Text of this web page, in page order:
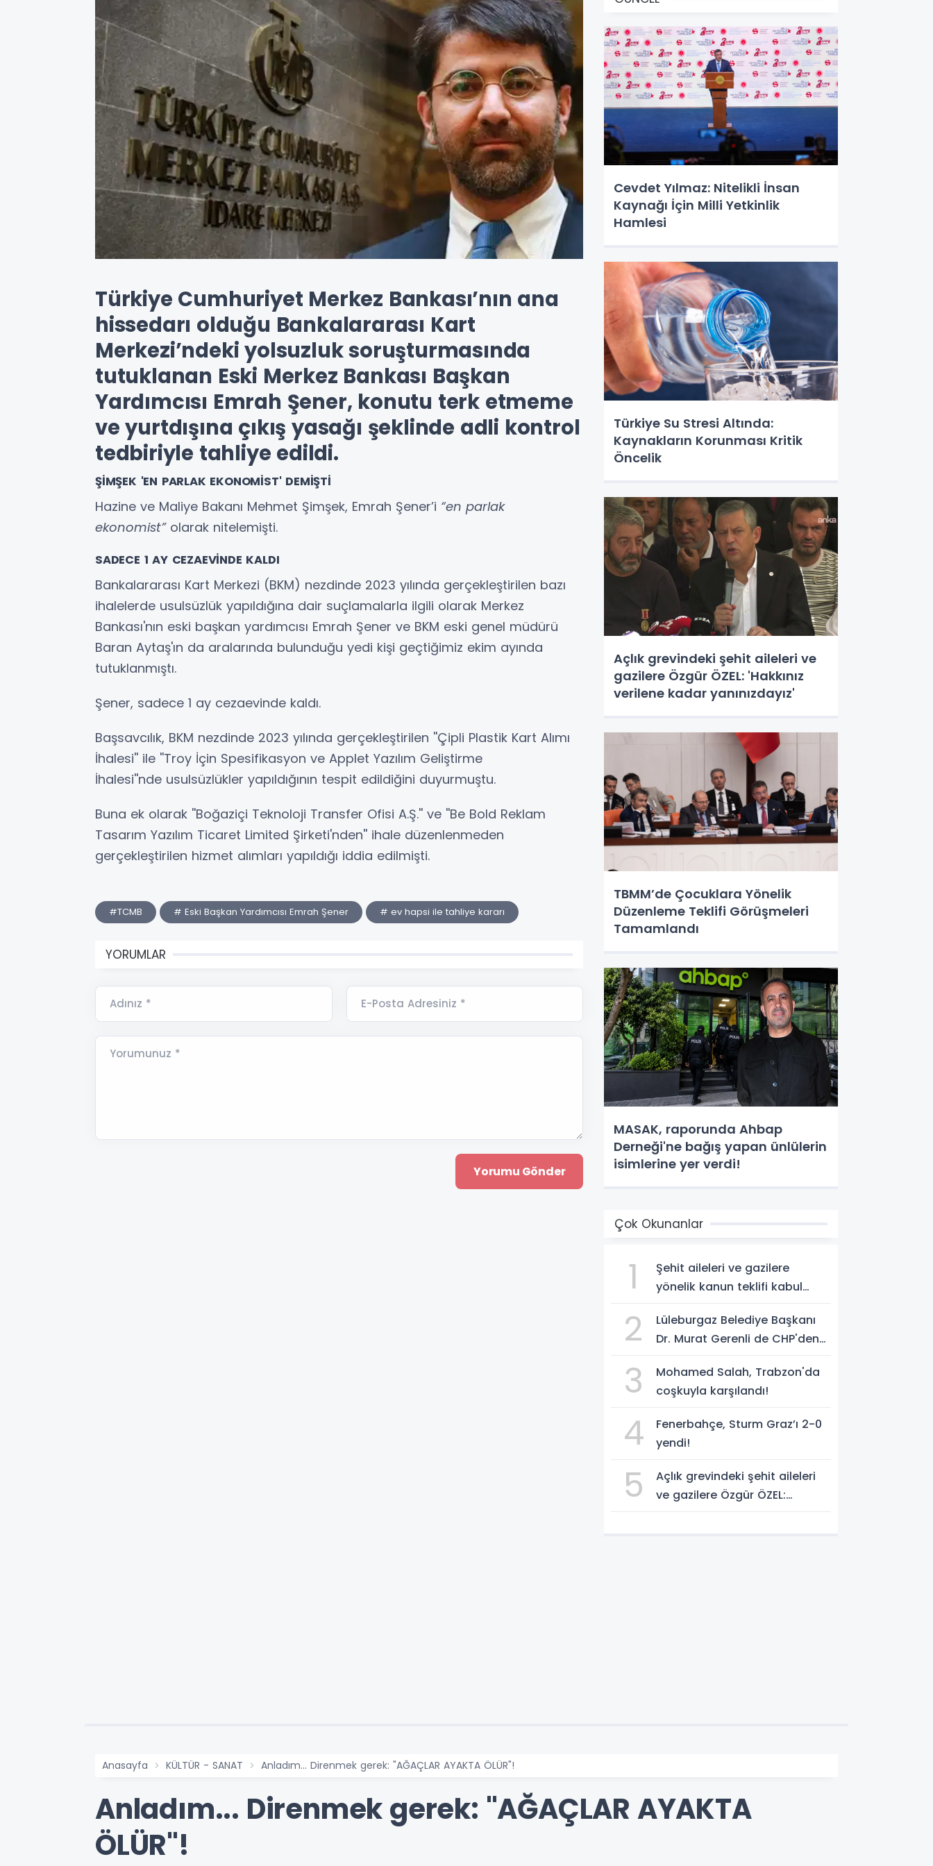
Türkiye Cumhuriyet Merkez Bankası’nın ana
hissedarı olduğu Bankalararası Kart
Merkezi’ndeki yolsuzluk soruşturmasında
tutuklanan Eski Merkez Bankası Başkan
Yardımcısı Emrah Şener, konutu terk etmeme
ve yurtdışına çıkış yasağı şeklinde adli kontrol
tedbiriyle tahliye edildi.
ŞİMŞEK 'EN PARLAK EKONOMİST' DEMİŞTİ
Hazine ve Maliye Bakanı Mehmet Şimşek, Emrah Şener’i “en parlak
ekonomist”olarak nitelemişti.
SADECE 1 AY CEZAEVİNDE KALDI
Bankalararası Kart Merkezi (BKM) nezdinde 2023 yılında gerçekleştirilen bazı
ihalelerde usulsüzlük yapıldığına dair suçlamalarla ilgili olarak Merkez
Bankası'nın eski başkan yardımcısı Emrah Şener ve BKM eski genel müdürü
Baran Aytaş'ın da aralarında bulunduğu yedi kişi geçtiğimiz ekim ayında
tutuklanmıştı.
Şener, sadece 1 ay cezaevinde kaldı.
Başsavcılık, BKM nezdinde 2023 yılında gerçekleştirilen ''Çipli Plastik Kart Alımı
İhalesi'' ile ''Troy İçin Spesifikasyon ve Applet Yazılım Geliştirme
İhalesi''nde usulsüzlükler yapıldığının tespit edildiğini duyurmuştu.
Buna ek olarak ''Boğaziçi Teknoloji Transfer Ofisi A.Ş.'' ve ''Be Bold Reklam
Tasarım Yazılım Ticaret Limited Şirketi'nden'' ihale düzenlenmeden
gerçekleştirilen hizmet alımları yapıldığı iddia edilmişti.
#TCMB # Eski Başkan Yardımcısı Emrah Şener # ev hapsi ile tahliye kararı
YORUMLAR
Adınız * E-Posta Adresiniz *
Yorumunuz *
Cevdet Yılmaz: Nitelikli İnsan
Kaynağı İçin Milli Yetkinlik
Hamlesi
Türkiye Su Stresi Altında:
Kaynakların Korunması Kritik
Öncelik
Açlık grevindeki şehit aileleri ve
gazilere Özgür ÖZEL: 'Hakkınız
verilene kadar yanınızdayız'
TBMM’de Çocuklara Yönelik
Düzenleme Teklifi Görüşmeleri
Tamamlandı
MASAK, raporunda Ahbap
Derneği'ne bağış yapan ünlülerin
isimlerine yer verdi!
Çok Okunanlar
1
Şehit aileleri ve gazilere
yönelik kanun teklifi kabul
2
Lüleburgaz Belediye Başkanı
Dr. Murat Gerenli de CHP'den
3
Mohamed Salah, Trabzon'da
coşkuyla karşılandı!
4
Fenerbahçe, Sturm Graz’ı 2-0
yendi!
5
Açlık grevindeki şehit aileleri
ve gazilere Özgür ÖZEL:
Anasayfa KÜLTÜR - SANAT Anladım... Direnmek gerek: "AĞAÇLAR AYAKTA ÖLÜR"!
Anladım... Direnmek gerek: "AĞAÇLAR AYAKTA
ÖLÜR"!